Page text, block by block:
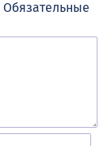
Обязательные